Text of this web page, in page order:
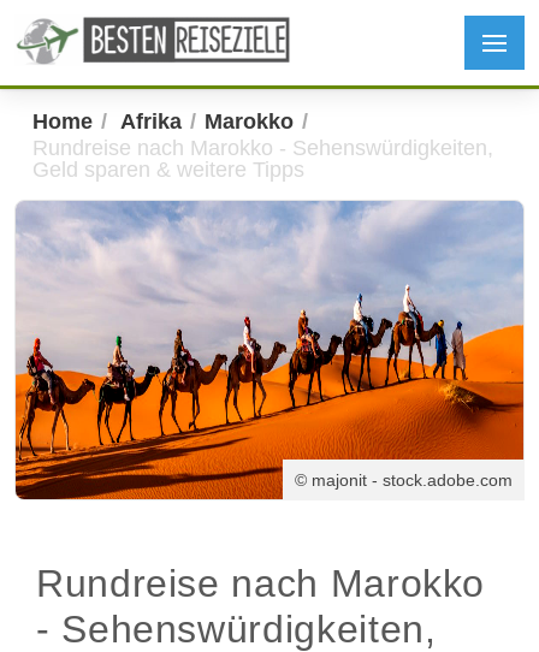
Home Afrika
Marokko
Rundreise nach Marokko - Sehenswürdigkeiten,
Geld sparen & weitere Tipps
© majonit - stock.adobe.com
Rundreise nach Marokko
- Sehenswürdigkeiten,